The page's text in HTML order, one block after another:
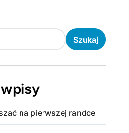
Szukaj
na pierwszej randce